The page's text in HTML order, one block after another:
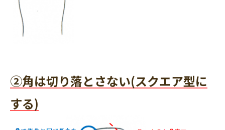
②角は切り落とさない(スクエア型に
する)